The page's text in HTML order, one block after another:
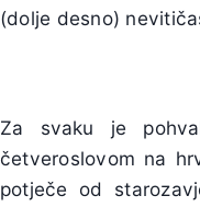
(dolje desno)
Za svaku je
četveroslovom na
potječe od